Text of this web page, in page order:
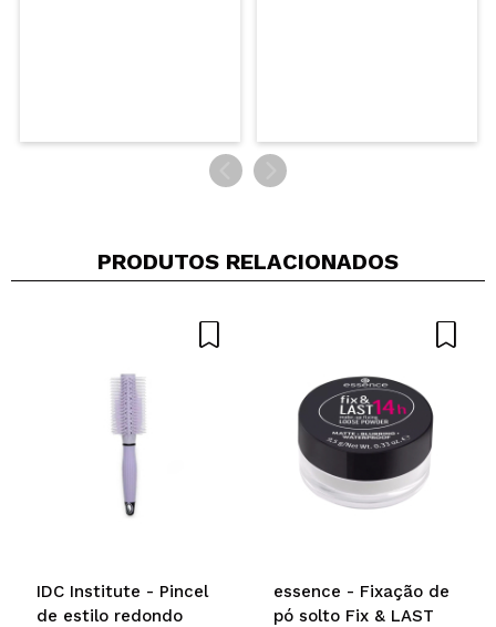
PRODUTOS RELACIONADOS
IDC Institute - Pincel
de estilo redondo
essence - Fixação de
pó solto Fix & LAST